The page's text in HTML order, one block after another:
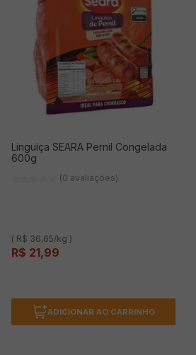
Linguiça SEARA Pernil Congelada
600g
(0 avaliações)
( R$ 36,65/kg )
R$ 21,99
ADICIONAR AO CARRINHO